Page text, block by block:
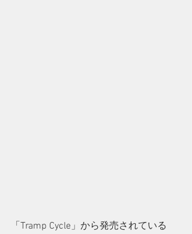
「Tramp Cycle」から発売されている